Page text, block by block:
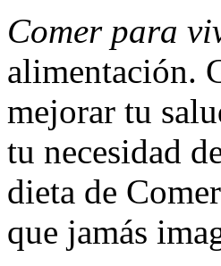
Comer para
alimentación.
mejorar tu
tu necesidad
dieta de
que jamás